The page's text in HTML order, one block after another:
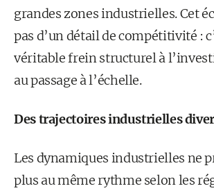
grandes zones industrielles. Cet
pas d’un détail de compétitivité :
véritable frein structurel à
au passage à l’échelle.
Des trajectoires industrielles
Les dynamiques industrielles ne
plus au même rythme selon les